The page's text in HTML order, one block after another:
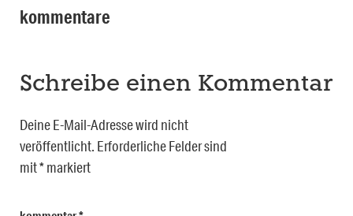
kommentare
Schreibe einen Kommentar
Deine E-Mail-Adresse wird nicht
veröffentlicht. Erforderliche Felder sind
mit*markiert